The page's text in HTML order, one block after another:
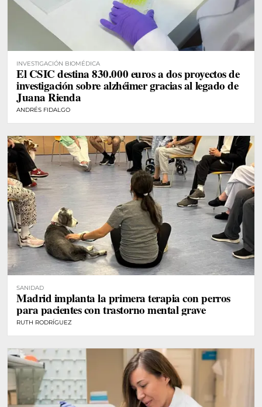
INVESTIGACIÓN BIOMÉDICA
El CSIC destina 830.000 euros a dos proyectos de
investigación sobre alzhéimer gracias al legado de
Juana Rienda
ANDRÉS FIDALGO
SANIDAD
Madrid implanta la primera terapia con perros
para pacientes con trastorno mental grave
RUTH RODRÍGUEZ